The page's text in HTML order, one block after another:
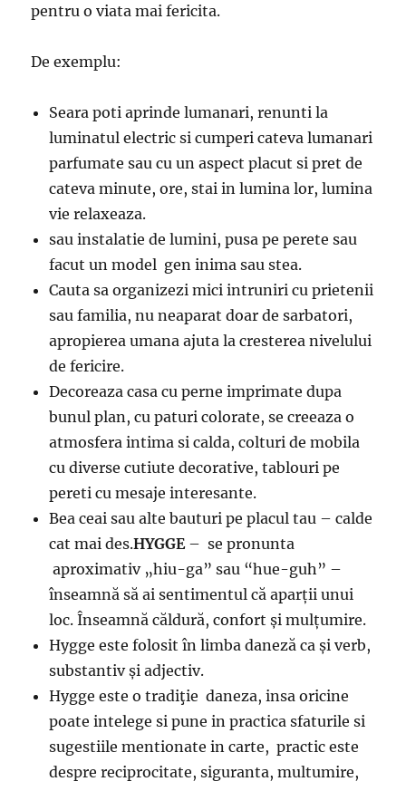
pentru o viata mai fericita.
De exemplu:
Seara poti aprinde lumanari, renunti la
luminatul electric si cumperi cateva lumanari
parfumate sau cu un aspect placut si pret de
cateva minute, ore, stai in lumina lor, lumina
vie relaxeaza.
sau instalatie de lumini, pusa pe perete sau
facut un model gen inima sau stea.
Cauta sa organizezi mici intruniri cu prietenii
sau familia, nu neaparat doar de sarbatori,
apropierea umana ajuta la cresterea nivelului
de fericire.
Decoreaza casa cu perne imprimate dupa
bunul plan, cu paturi colorate, se creeaza o
atmosfera intima si calda, colturi de mobila
cu diverse cutiute decorative, tablouri pe
pereti cu mesaje interesante.
Bea ceai sau alte bauturi pe placul tau – calde
cat mai des.HYGGE– se pronunta
aproximativ „hiu-ga” sau “hue-guh” –
înseamnă să ai sentimentul că aparții unui
loc. Înseamnă căldură, confort și mulțumire.
Hygge este folosit în limba daneză ca și verb,
substantiv și adjectiv.
Hygge este o tradiţie daneza, insa oricine
poate intelege si pune in practica sfaturile si
sugestiile mentionate in carte, practic este
despre reciprocitate, siguranta, multumire,